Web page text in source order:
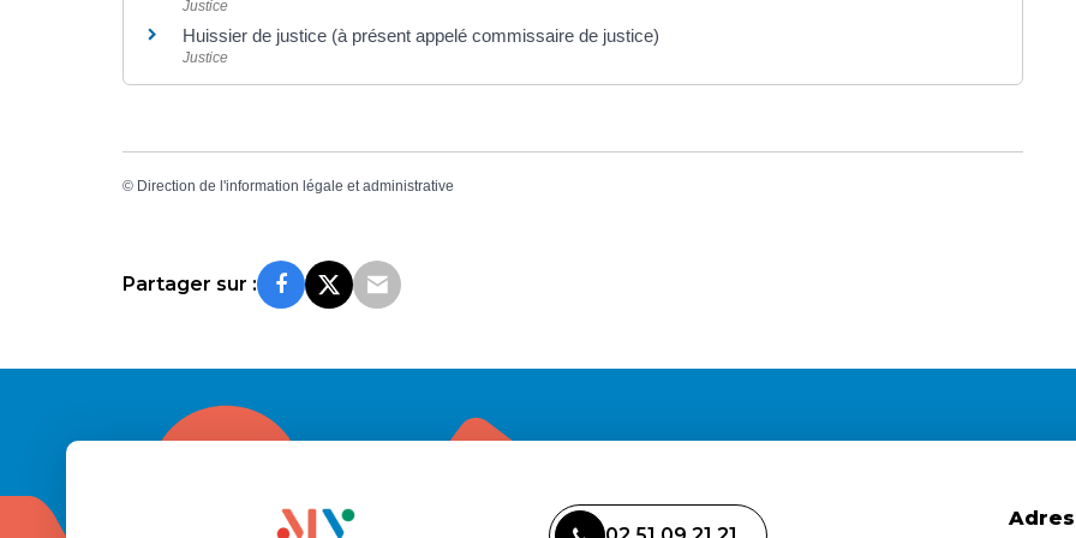
Justice
Huissier de justice (à présent appelé commissaire de justice)
Justice
© Direction de l'information légale et administrative
Partager sur :